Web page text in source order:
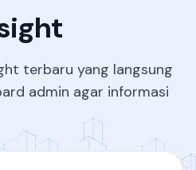
terbaru yang langsung
admin agar informasi